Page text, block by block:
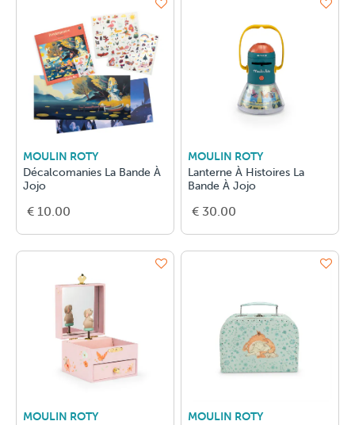
MOULIN ROTY
Décalcomanies La Bande À
Jojo
€ 10.00
MOULIN ROTY
Lanterne À Histoires La
Bande À Jojo
€ 30.00
MOULIN ROTY
MOULIN ROTY